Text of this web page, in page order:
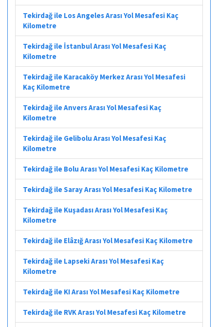
Tekirdağ ile Los Angeles Arası Yol Mesafesi Kaç
Kilometre
Tekirdağ ile İstanbul Arası Yol Mesafesi Kaç
Kilometre
Tekirdağ ile Karacaköy Merkez Arası Yol Mesafesi
Kaç Kilometre
Tekirdağ ile Anvers Arası Yol Mesafesi Kaç
Kilometre
Tekirdağ ile Gelibolu Arası Yol Mesafesi Kaç
Kilometre
Tekirdağ ile Bolu Arası Yol Mesafesi Kaç Kilometre
Tekirdağ ile Saray Arası Yol Mesafesi Kaç Kilometre
Tekirdağ ile Kuşadası Arası Yol Mesafesi Kaç
Kilometre
Tekirdağ ile Elâzığ Arası Yol Mesafesi Kaç Kilometre
Tekirdağ ile Lapseki Arası Yol Mesafesi Kaç
Kilometre
Tekirdağ ile KI Arası Yol Mesafesi Kaç Kilometre
Tekirdağ ile RVK Arası Yol Mesafesi Kaç Kilometre